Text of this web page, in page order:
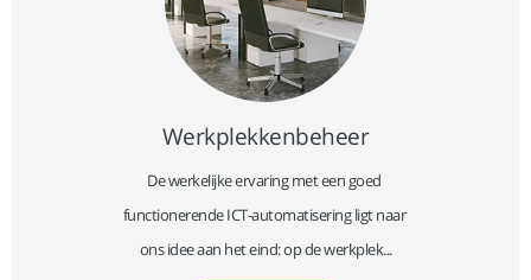
Werkplekkenbeheer
De werkelijke ervaring met een goed
functionerende ICT-automatisering ligt naar
ons idee aan het eind: op de werkplek...